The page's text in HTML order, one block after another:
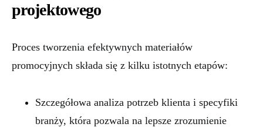
projektowego
Proces tworzenia efektywnych materiałów
promocyjnych składa się z kilku istotnych etapów:
Szczegółowa analiza potrzeb klienta i specyfiki
branży, która pozwala na lepsze zrozumienie